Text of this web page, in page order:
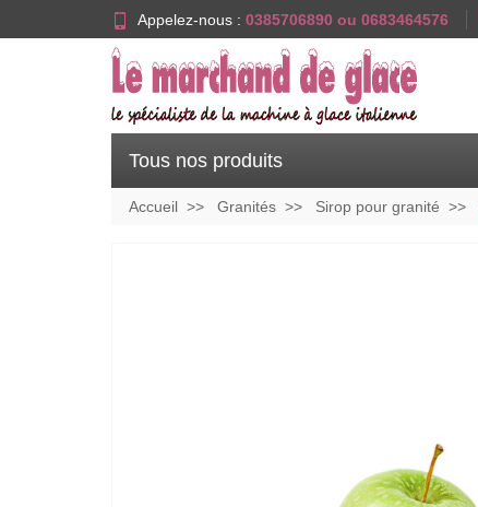
Appelez-nous : 0385706890 ou 0683464576
Tous nos produits
Accueil Granités Sirop pour granité